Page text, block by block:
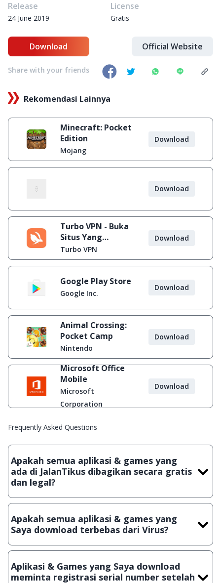
Release
24 June 2019
License
Gratis
Download Official Website
Share with your friends
Rekomendasi Lainnya
Minecraft: Pocket
Edition
Mojang
Download
Download
Turbo VPN - Buka
Situs Yang
Diblokir
Turbo VPN
Download
Google Play Store
Google Inc.
Download
Animal Crossing:
Pocket Camp
Nintendo
Download
Microsoft Office
Mobile
Microsoft
Corporation
Download
Frequently Asked Questions
Apakah semua aplikasi & games yang
ada di JalanTikus dibagikan secara gratis
dan legal?
Ya, JalanTikus hanya membagikan aplikasi & games yang
crack, patch atau semacamnya.
Apakah semua aplikasi & games yang
Saya download terbebas dari Virus?
Ya, JalanTikus selalu melakukan scanning dengan 3 jenis
suatu aplikasi atau games, sehingga bisa dijamin 100%
terbebas dari virus.
Aplikasi & Games yang Saya download
meminta registrasi serial number setelah